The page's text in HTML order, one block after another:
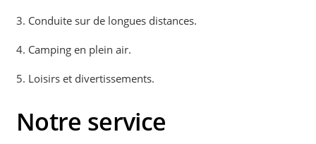
3. Conduite sur de longues distances.
4. Camping en plein air.
5. Loisirs et divertissements.
Notre service